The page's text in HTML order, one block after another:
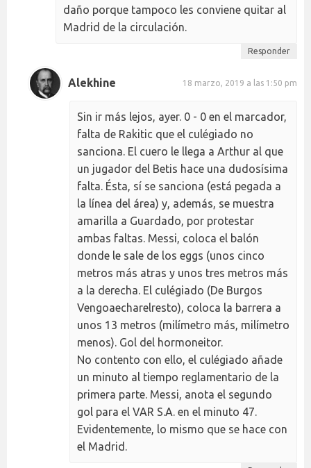
daño porque tampoco les conviene quitar al
Madrid de la circulación.
Responder
Alekhine 18 marzo, 2019 a las 1:50 pm
Sin ir más lejos, ayer. 0 - 0 en el marcador,
falta de Rakitic que el culégiado no
sanciona. El cuero le llega a Arthur al que
un jugador del Betis hace una dudosísima
falta. Ésta, sí se sanciona (está pegada a
la línea del área) y, además, se muestra
amarilla a Guardado, por protestar
ambas faltas. Messi, coloca el balón
donde le sale de los eggs (unos cinco
metros más atras y unos tres metros más
a la derecha. El culégiado (De Burgos
Vengoaecharelresto), coloca la barrera a
unos 13 metros (milímetro más, milímetro
menos). Gol del hormoneitor.
No contento con ello, el culégiado añade
un minuto al tiempo reglamentario de la
primera parte. Messi, anota el segundo
gol para el VAR S.A. en el minuto 47.
Evidentemente, lo mismo que se hace con
el Madrid.